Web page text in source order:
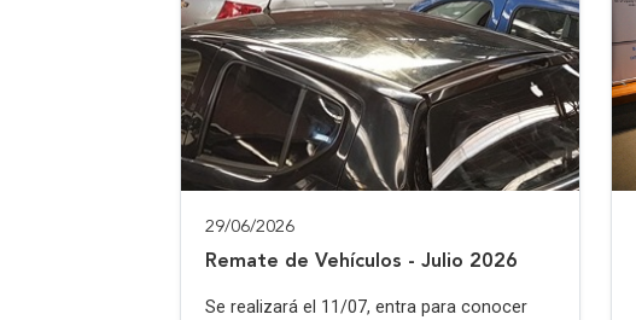
29/06/2026
Remate de Vehículos - Julio 2026
Se realizará el 11/07, entra para conocer